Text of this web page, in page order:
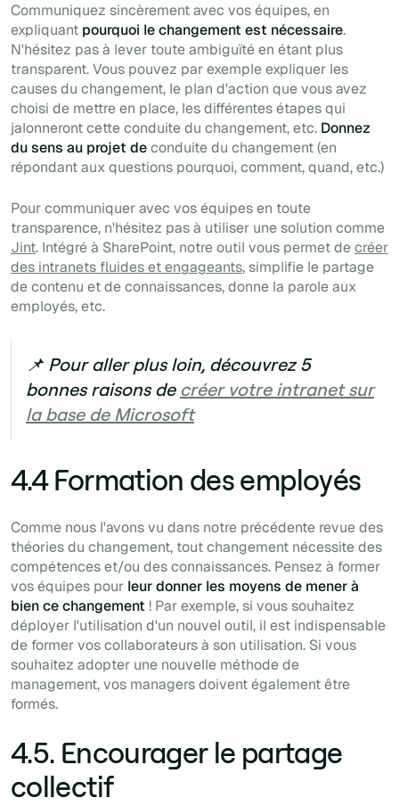
Communiquez sincèrement avec vos équipes, en
expliquant pourquoi le changement est nécessaire.
N'hésitez pas à lever toute ambiguïté en étant plus
transparent. Vous pouvez par exemple expliquer les
causes du changement, le plan d'action que vous avez
choisi de mettre en place, les différentes étapes qui
jalonneront cette conduite du changement, etc. Donnez
du sens au projet deconduite du changement (en
répondant aux questions pourquoi, comment, quand, etc.)
Pour communiquer avec vos équipes en toute
transparence, n'hésitez pas à utiliser une solution comme
Jint. Intégré à SharePoint, notre outil vous permet decréer
des intranets fluides et engageants, simplifie le partage
de contenu et de connaissances, donne la parole aux
employés, etc.
📌 Pour aller plus loin, découvrez 5
bonnes raisons de créer votre intranet sur
la base de Microsoft
4.4 Formation des employés
Comme nous l'avons vu dans notre précédente revue des
théories du changement, tout changement nécessite des
compétences et/ou des connaissances. Pensez à former
vos équipes pour leur donner les moyens de mener à
bien ce changement ! Par exemple, si vous souhaitez
déployer l'utilisation d'un nouvel outil, il est indispensable
de former vos collaborateurs à son utilisation. Si vous
souhaitez adopter une nouvelle méthode de
management, vos managers doivent également être
formés.
4.5. Encourager le partage
collectif